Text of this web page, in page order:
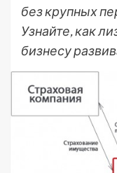
без крупных
Узнайте, как
бизнесу